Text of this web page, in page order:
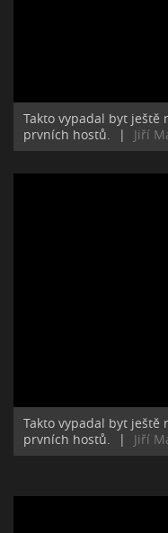
Takto vypadal byt
prvních hostů.
| Jiří
Takto vypadal byt
prvních hostů.
| Jiří